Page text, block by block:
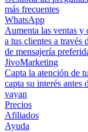
más frecuentes
WhatsApp
Aumenta las ventas y
a tus clientes a través
de mensajería
JivoMarketing
Capta la atención de
capta su interés antes
vayan
Precios
Afiliados
Ayuda